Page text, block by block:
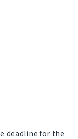
deadline for the